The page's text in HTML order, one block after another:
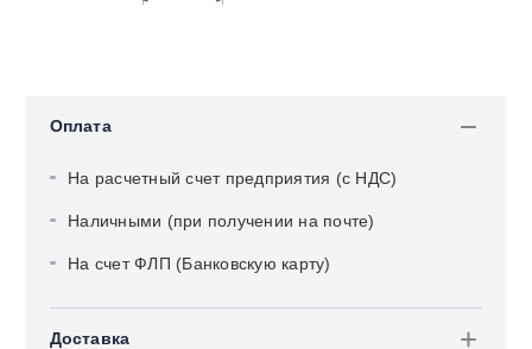
Оплата
На расчетный счет предприятия (с НДС)
Наличными (при получении на почте)
На счет ФЛП (Банковскую карту)
Доставка